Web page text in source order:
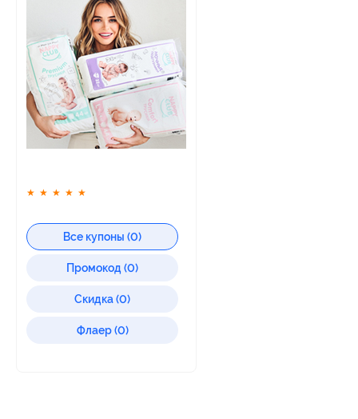
★ ★ ★ ★ ★
Все купоны (0)
Промокод (0)
Скидка (0)
Флаер (0)